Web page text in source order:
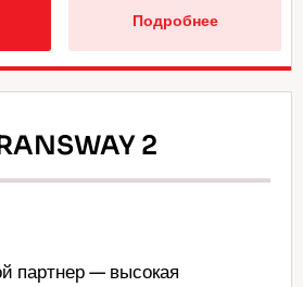
Подробнее
2
партнер — высокая